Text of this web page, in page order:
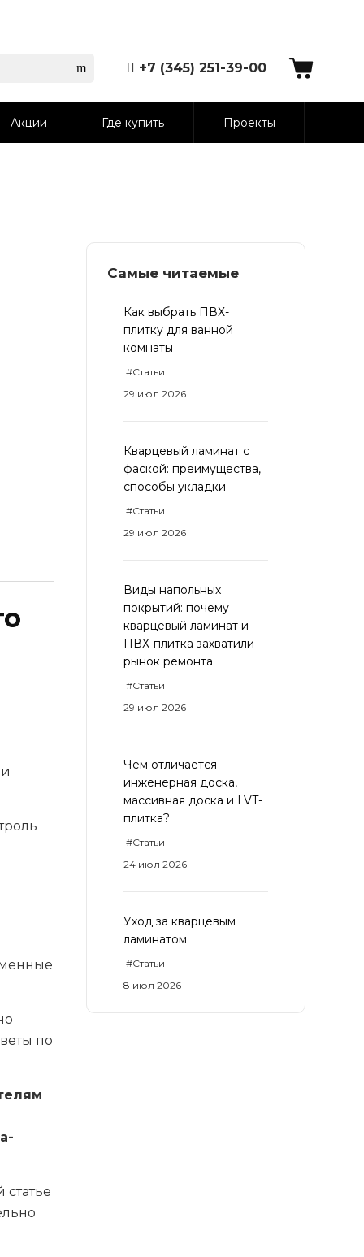
+7 (345) 251-39-00
Акции Где купить Проекты
Самые читаемые
Как выбрать ПВХ-
плитку для ванной
комнаты
#Статьи
29 июл 2026
Кварцевый ламинат с
фаской: преимущества,
способы укладки
#Статьи
29 июл 2026
Виды напольных
покрытий: почему
кварцевый ламинат и
ПВХ-плитка захватили
рынок ремонта
#Статьи
29 июл 2026
Чем отличается
инженерная доска,
массивная доска и LVT-
плитка?
#Статьи
24 июл 2026
Уход за кварцевым
ламинатом
#Статьи
8 июл 2026
по